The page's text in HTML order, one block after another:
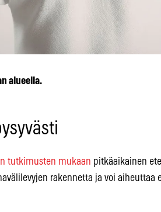
alueella.
tutkimusten mukaan pitkäaikainen
rakennetta ja voi aiheuttaa